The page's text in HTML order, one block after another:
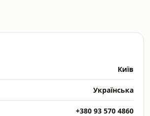
Київ
Українська
+380 93 570 4860